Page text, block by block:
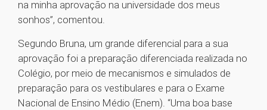
na minha aprovação na universidade dos meus
sonhos”, comentou.
Segundo Bruna, um grande diferencial para a sua
aprovação foi a preparação diferenciada realizada no
Colégio, por meio de mecanismos e simulados de
preparação para os vestibulares e para o Exame
Nacional de Ensino Médio (Enem). “Uma boa base